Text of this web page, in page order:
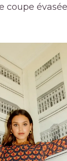
coupe